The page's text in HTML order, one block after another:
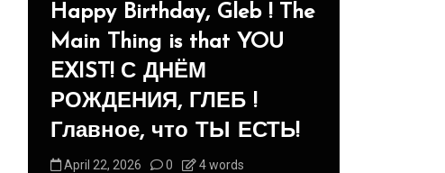
Happy Birthday, Gleb ! The
Main Thing is that YOU
EXIST! С ДНЁМ
РОЖДЕНИЯ, ГЛЕБ !
Главное, что ТЫ ЕСТЬ!
April 22, 2026 0 4 words